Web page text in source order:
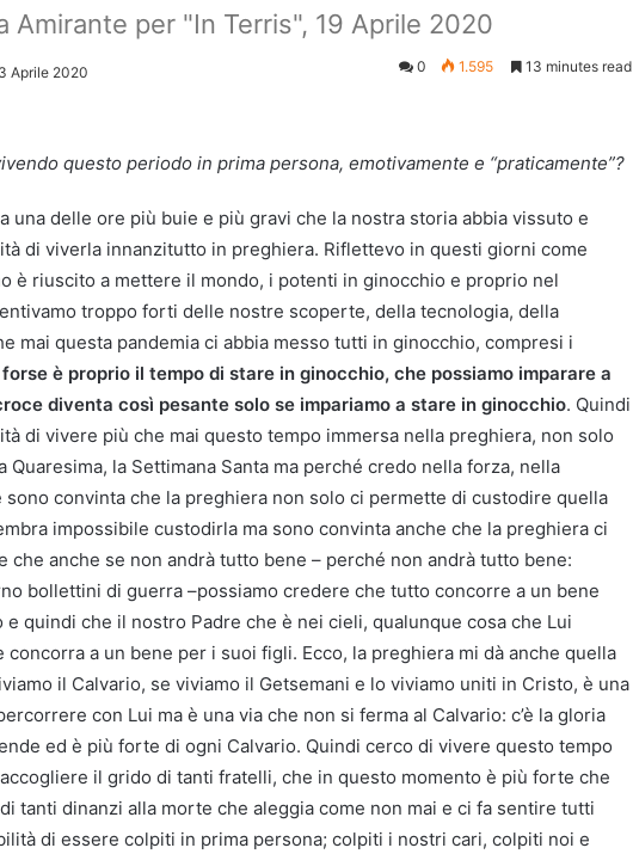
Amirante per "In Terris", 19 Aprile 2020
Aprile 2020 0 1.595 13 minutes read
questo periodo in prima persona, emotivamente e “praticamente”?
una delle ore più buie e più gravi che la nostra storia abbia vissuto e
di viverla innanzitutto in preghiera. Riflettevo in questi giorni come
è riuscito a mettere il mondo, i potenti in ginocchio e proprio nel
troppo forti delle nostre scoperte, della tecnologia, della
mai questa pandemia ci abbia messo tutti in ginocchio, compresi i
forse è proprio il tempo di stare in ginocchio, che possiamo imparare a
diventa così pesante solo se impariamo a stare in ginocchio. Quindi
di vivere più che mai questo tempo immersa nella preghiera, non solo
Quaresima, la Settimana Santa ma perché credo nella forza, nella
sono convinta che la preghiera non solo ci permette di custodire quella
impossibile custodirla ma sono convinta anche che la preghiera ci
che anche se non andrà tutto bene – perché non andrà tutto bene:
bollettini di guerra –possiamo credere che tutto concorre a un bene
e quindi che il nostro Padre che è nei cieli, qualunque cosa che Lui
concorra a un bene per i suoi figli. Ecco, la preghiera mi dà anche quella
il Calvario, se viviamo il Getsemani e lo viviamo uniti in Cristo, è una
con Lui ma è una via che non si ferma al Calvario: c’è la gloria
ed è più forte di ogni Calvario. Quindi cerco di vivere questo tempo
il grido di tanti fratelli, che in questo momento è più forte che
di tanti dinanzi alla morte che aleggia come non mai e ci fa sentire tutti
di essere colpiti in prima persona; colpiti i nostri cari, colpiti noi e